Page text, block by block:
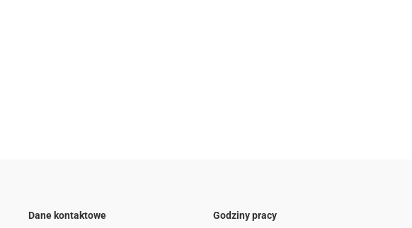
Dane kontaktowe Godziny pracy